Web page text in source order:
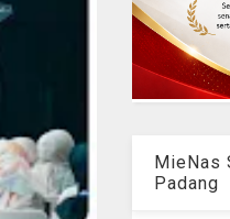
MieNas
Padang